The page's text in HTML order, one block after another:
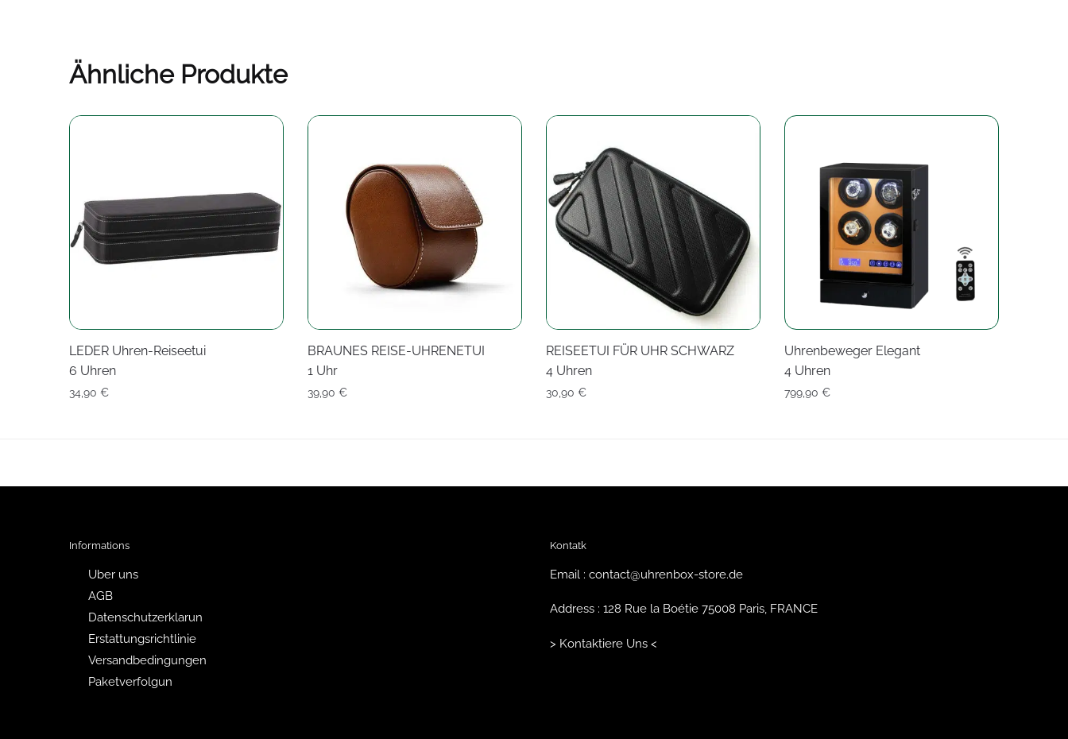
Ähnliche Produkte
LEDER Uhren-Reiseetui
6 Uhren
34,90€
BRAUNES REISE-UHRENETUI
1 Uhr
39,90 €
REISEETUI FÜR UHR SCHWARZ
4 Uhren
30,90 €
Uhrenbeweger Elegant
4 Uhren
799,90 €
Informations
Uber uns
AGB
Datenschutzerklarun
Erstattungsrichtlinie
Versandbedingungen
Paketverfolgun
Kontatk
Email : contact@uhrenbox-store.de
Address : 128 Rue la Boétie 75008 Paris, FRANCE
> Kontaktiere Uns <